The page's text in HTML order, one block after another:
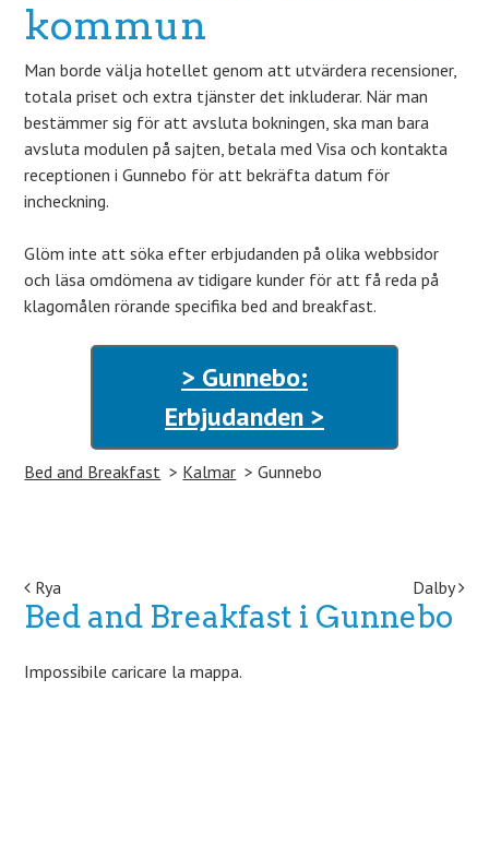
kommun
Man borde välja hotellet genom att utvärdera recensioner,
totala priset och extra tjänster det inkluderar. När man
bestämmer sig för att avsluta bokningen, ska man bara
avsluta modulen på sajten, betala med Visa och kontakta
receptionen i Gunnebo för att bekräfta datum för
incheckning.
Glöm inte att söka efter erbjudanden på olika webbsidor
och läsa omdömena av tidigare kunder för att få reda på
klagomålen rörande specifika bed and breakfast.
> Gunnebo:
Erbjudanden >
Bed and Breakfast Kalmar Gunnebo
Post navigation
Rya Dalby
Bed and Breakfast i Gunnebo
Impossibile caricare la mappa.